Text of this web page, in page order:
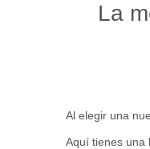
La
Al elegir una
Aquí tienes una